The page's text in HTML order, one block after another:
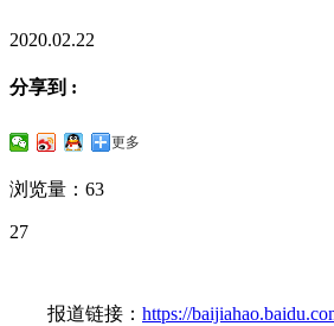
2020.02.22
分享到 :
更多
浏览量：63
27
报道链接： https://